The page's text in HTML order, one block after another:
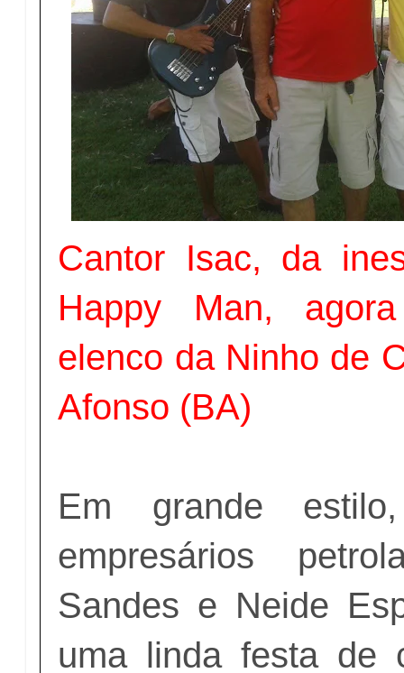
Cantor Isac, da
Happy Man,
elenco da Ninho de
Afonso (BA)
Em grande
empresários
Sandes e Neide
uma linda festa de